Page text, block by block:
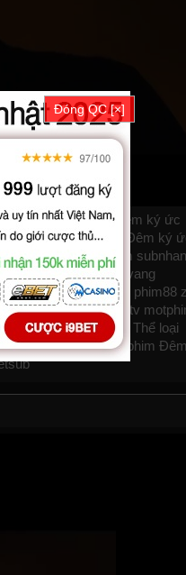
lượng HD, phim Đêm ký ức
Hee. Phim online Đêm ký
biphim dongphim
VietSub phimvang
vkool KST kitesvn phim88
phim14 phimmedia tv
kungfu hhpanda
... Thể loại
drive và download phim Đêm
Đóng QC [×]